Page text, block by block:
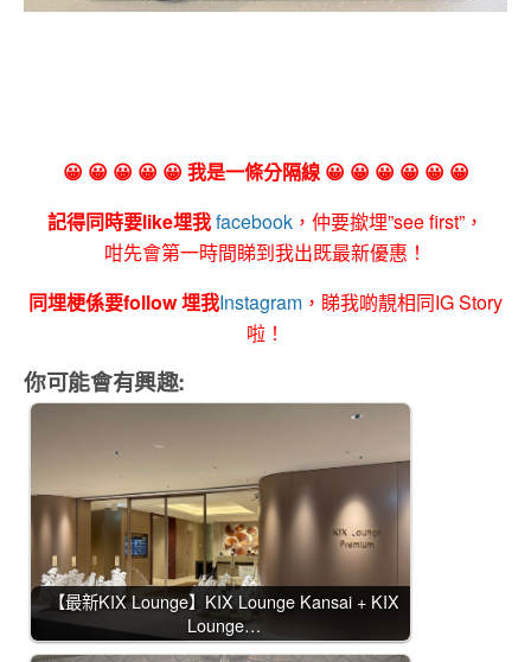
😀 😀 😀 😀 😀 我是一條分隔線 😀 😀 😀 😀 😀 😀
記得同時要like埋我facebook ，仲要撳埋”see first”，
咁先會第一時間睇到我出既最新優惠！
同埋梗係要follow 埋我Instagram ，睇我啲靚相同IG Story
啦！
你可能會有興趣:
【最新KIX Lounge】KIX Lounge Kansai + KIX
Lounge…